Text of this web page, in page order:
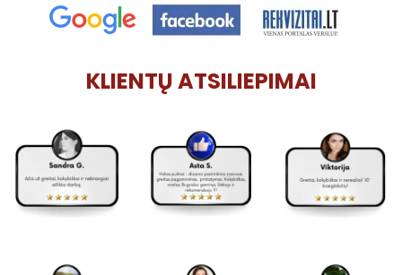
KLIENTŲ ATSILIEPIMAI